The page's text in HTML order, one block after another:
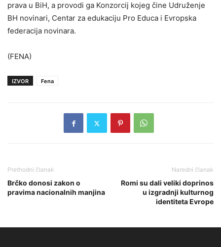
prava u BiH, a provodi ga Konzorcij kojeg čine Udruženje
BH novinari, Centar za edukaciju Pro Educa i Evropska
federacija novinara.
(FENA)
IZVOR Fena
Prethodni članak
Brčko donosi zakon o
pravima nacionalnih manjina
Naredni članak
Romi su dali veliki doprinos
u izgradnji kulturnog
identiteta Evrope